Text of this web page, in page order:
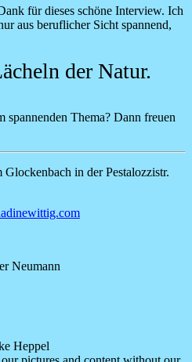
für dieses schöne Interview. Ich
aus beruflicher Sicht spannend,
der Natur.
spannenden Thema? Dann freuen
in der Pestalozzistr.
Neumann
Heppel